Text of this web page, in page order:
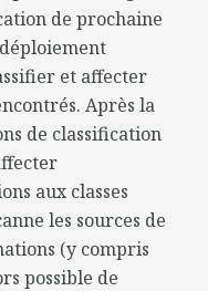
de prochaine
et affecter
Après la
de classification
aux classes
les sources de
(y compris
possible de